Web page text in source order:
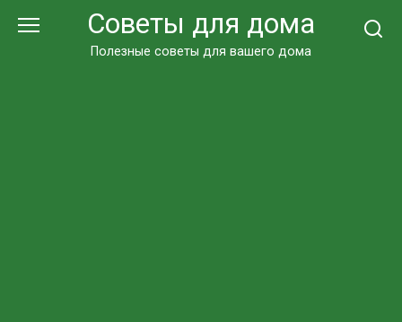
Советы для дома
Полезные советы для вашего дома